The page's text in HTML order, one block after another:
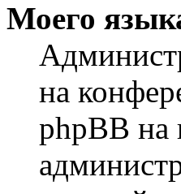
Моего
на
phpBB на